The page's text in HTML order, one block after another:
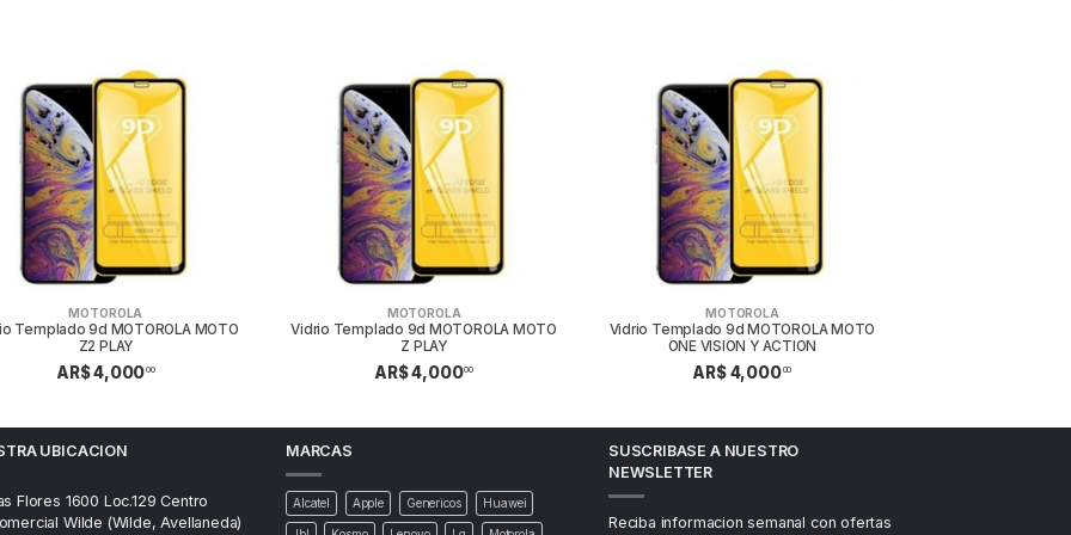
MOTOROLA
Templado 9d MOTOROLA MOTO
Z2 PLAY
AR$ 4,00000
MOTOROLA
Vidrio Templado 9d MOTOROLA MOTO
Z PLAY
AR$ 4,00000
MOTOROLA
Vidrio Templado 9d MOTOROLA MOTO
ONE VISION Y ACTION
AR$ 4,00000
UBICACION
Flores 1600 Loc.129 Centro
Wilde (Wilde, Avellaneda)
MARCAS
Alcatel Apple Genericos Huawei
SUSCRIBASE A NUESTRO
NEWSLETTER
Reciba informacion semanal con ofertas